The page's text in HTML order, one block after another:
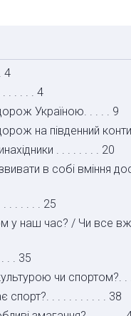
4
. . . . . 4
Україною. . . . . 9
на південний
. . . . . . . . 20
в собі вміння
. . . . . . 25
у наш час? / Чи все
. . 35
чи спортом?. .
спорт?. . . . . . . . . . . 38